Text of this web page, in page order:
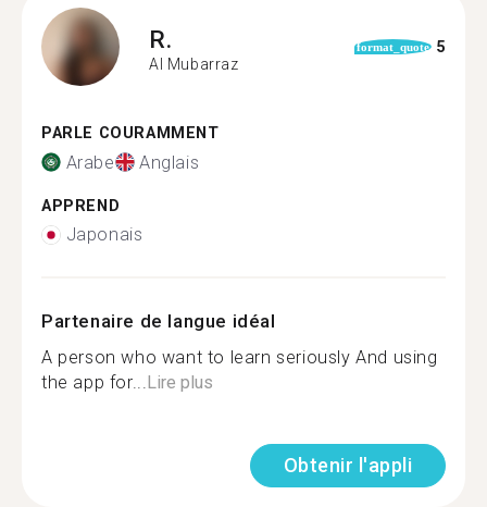
R.
Al Mubarraz
format_quote 5
PARLE COURAMMENT
Arabe Anglais
APPREND
Japonais
Partenaire de langue idéal
A person who want to learn seriously And using
the app for...Lire plus
Obtenir l'appli